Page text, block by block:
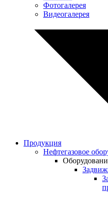
Фотогалерея
Видеогалерея
Продукция
Нефтегазовое